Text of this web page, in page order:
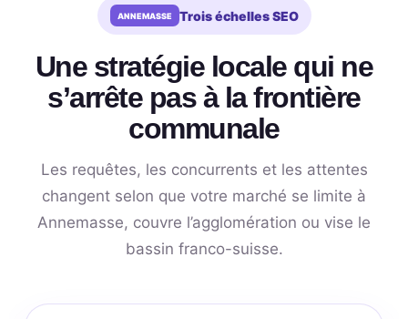
Trois échelles SEO
Une stratégie locale qui ne
s’arrête pas à la frontière
communale
Les requêtes, les concurrents et les attentes
changent selon que votre marché se limite à
Annemasse, couvre l’agglomération ou vise le
bassin franco-suisse.